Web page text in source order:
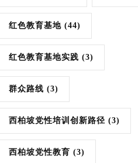
红色教育基地 (44)
红色教育基地实践 (3)
群众路线 (3)
西柏坡党性培训创新路径 (3)
西柏坡党性教育 (3)